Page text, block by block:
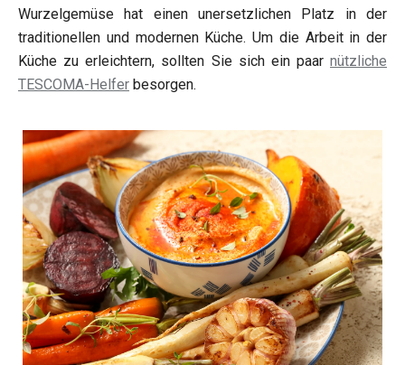
Wurzelgemüse hat einen unersetzlichen Platz in der
traditionellen und modernen Küche. Um die Arbeit in der
Küche zu erleichtern, sollten Sie sich ein paar nützliche
TESCOMA-Helfer besorgen.